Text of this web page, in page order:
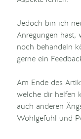
Jedoch bin ich
Anregungen hast,
noch behandeln
gerne ein
Am Ende des
welche dir helfen
auch anderen
Wohlgefühl und